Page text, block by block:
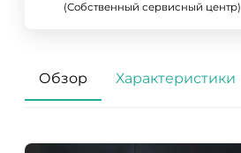
(Собственный сервисный центр)
Обзор Характеристики